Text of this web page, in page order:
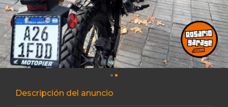
Descripción del anuncio